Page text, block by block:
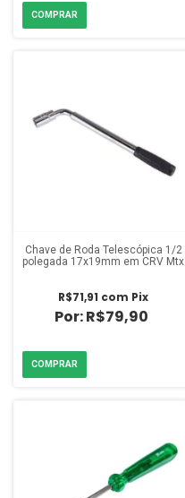
Chave de Roda Telescópica 1/2
polegada 17x19mm em CRV Mtx
R$79,90
R$71,91 com Pix